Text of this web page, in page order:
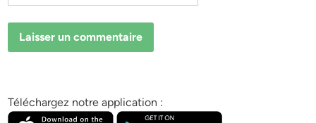
Téléchargez notre application :